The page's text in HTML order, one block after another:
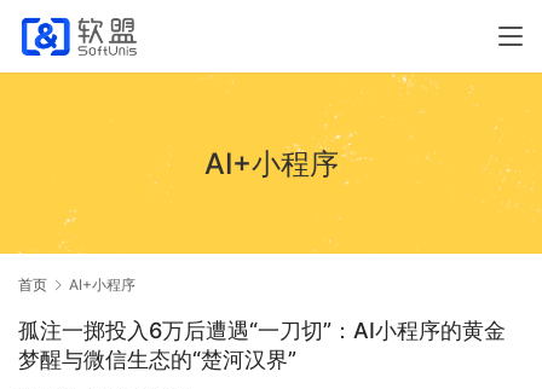
AI+小程序
首页 AI+小程序
孤注一掷投入6万后遭遇“一刀切”：AI小程序的黄金
梦醒与微信生态的“楚河汉界”